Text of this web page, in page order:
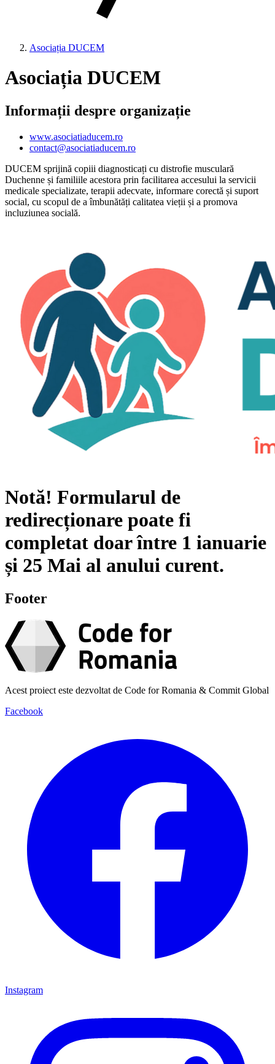
Asociația DUCEM
Asociația DUCEM
Informații despre organizație
www.asociatiaducem.ro
contact@asociatiaducem.ro
DUCEM sprijină copiii diagnosticați cu distrofie musculară
Duchenne și familiile acestora prin facilitarea accesului la servicii
medicale specializate, terapii adecvate, informare corectă și suport
social, cu scopul de a îmbunătăți calitatea vieții și a promova
incluziunea socială.
Notă! Formularul de
redirecționare poate fi
completat doar între 1 ianuarie
și 25 Mai al anului curent.
Footer
Acest proiect este dezvoltat de Code for Romania & Commit Global
Facebook
Instagram